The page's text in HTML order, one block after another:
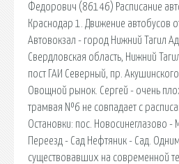
Федорович (86146) Расписание
Краснодар 1. Движение автобусов
Автовокзал - город Нижний Тагил
Свердловская область, Нижний
пост ГАИ Северный, пр.
Овощной рынок. Сергей - очень
трамвая №6 не совпадает с
Остановки: пос. Новосинеглазово -
Переезд - Сад Нефтяник - Сад.
существовавших на современной